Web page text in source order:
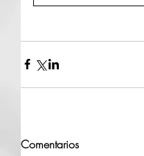
Comentarios